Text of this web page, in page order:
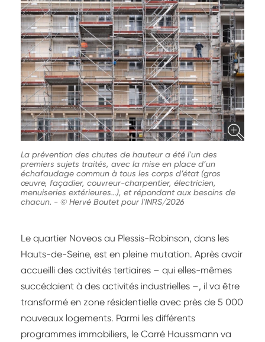
La prévention des chutes de hauteur a été l'un des
premiers sujets traités, avec la mise en place d’un
échafaudage commun à tous les corps d’état (gros
œuvre, façadier, couvreur-charpentier, électricien,
menuiseries extérieures…), et répondant aux besoins de
chacun. - © Hervé Boutet pour l'INRS/2026
Le quartier Noveos au Plessis-Robinson, dans les
Hauts-de-Seine, est en pleine mutation. Après avoir
accueilli des activités tertiaires – qui elles-mêmes
succédaient à des activités industrielles –, il va être
transformé en zone résidentielle avec près de 5 000
nouveaux logements. Parmi les différents
programmes immobiliers, le Carré Haussmann va